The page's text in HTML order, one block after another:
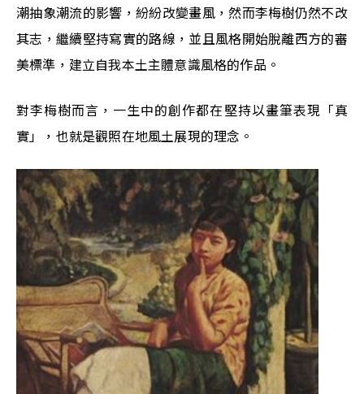
潮抽象潮流的影響，紛紛改變畫風，然而李梅樹仍然不改
其志，繼續堅持寫實的路線，並且風格開始脫離西方的審
美標準，建立自我本土主體意識風格的作品。
對李梅樹而言，一生中的創作都在堅持以畫筆表現「真
實」，也就是觀照在地風土展現的理念。